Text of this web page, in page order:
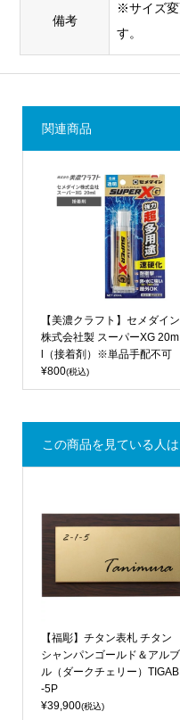
備考
※サイズ変
す。
関連商品
【美濃クラフト】セメダイン
株式会社製 スーパーXG 20m
l（接着剤）※単品手配不可
¥800(税込)
この商品を見ている人
【福彫】チタン表札 チタン
シャンパンゴールド＆アルブ
ル（ダークチェリー）TIGAB
-5P
¥39,900(税込)